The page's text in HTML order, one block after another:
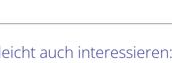
auch interessieren: